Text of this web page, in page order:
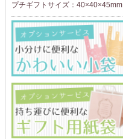
プチギフトサイズ：40×40×45mm